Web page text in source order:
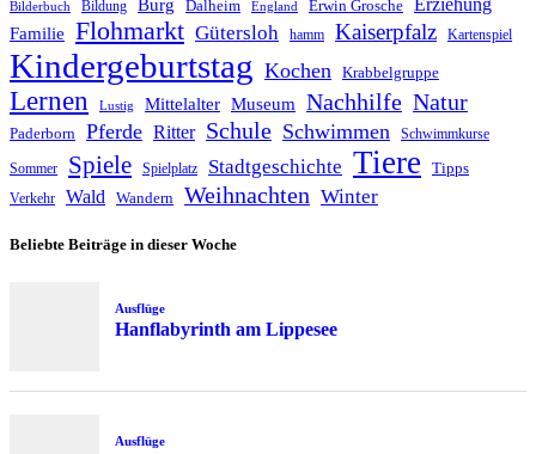
Bilderbuch Bildung Burg Dalheim England Erwin Grosche Erziehung
Familie Flohmarkt Gütersloh hamm Kaiserpfalz Kartenspiel
Kindergeburtstag Kochen Krabbelgruppe
Lernen Lustig Mittelalter Museum Nachhilfe Natur
Paderborn Pferde Ritter Schule Schwimmen Schwimmkurse
Sommer Spiele Spielplatz Stadtgeschichte Tiere Tipps
Verkehr Wald Wandern Weihnachten Winter
Beliebte Beiträge in dieser Woche
Ausflüge
Hanflabyrinth am Lippesee
Ausflüge